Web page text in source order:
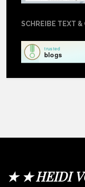
SCHREIBE TEXT
★ ★ HEIDI